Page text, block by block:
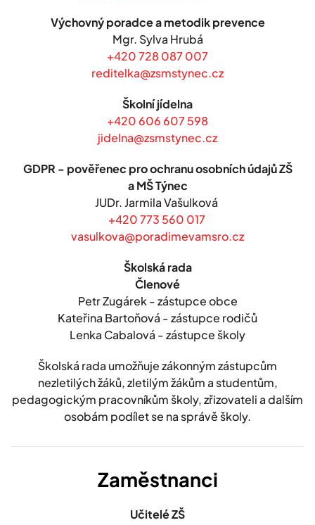
Výchovný poradce a metodik prevence
Mgr. Sylva Hrubá
+420 728 087 007
reditelka@zsmstynec.cz
Školní jídelna
+420 606 607 598
jidelna@zsmstynec.cz
GDPR - pověřenec pro ochranu osobních údajů ZŠ
a MŠ Týnec
JUDr. Jarmila Vašulková
+420 773 560 017
vasulkova@poradimevamsro.cz
Školská rada
Členové
Petr Zugárek - zástupce obce
Kateřina Bartoňová - zástupce rodičů
Lenka Cabalová - zástupce školy
Školská rada umožňuje zákonným zástupcům
nezletilých žáků, zletilým žákům a studentům,
pedagogickým pracovníkům školy, zřizovateli a dalším
osobám podílet se na správě školy.
Zaměstnanci
Učitelé ZŠ